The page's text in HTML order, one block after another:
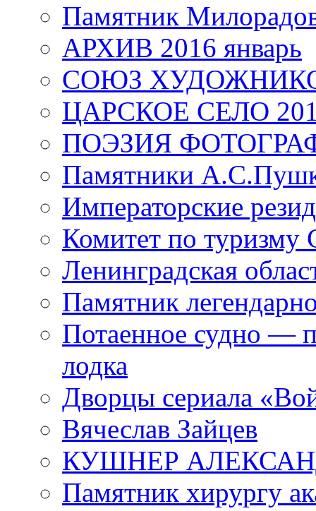
Памятник
АРХИВ 2016 январь
СОЮЗ
ЦАРСКОЕ СЕЛО
ПОЭЗИЯ
Памятники
Императорские
Комитет по туризму
Ленинградская
Памятник
Потаенное судно —
лодка
Дворцы сериала
Вячеслав Зайцев
КУШНЕР
Памятник хирургу